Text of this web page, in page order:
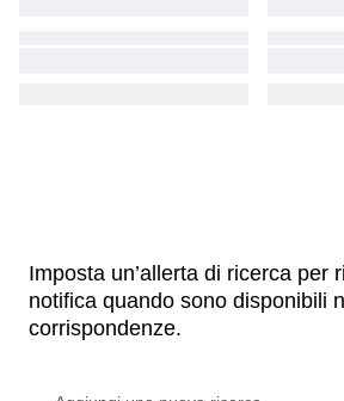
Imposta un’allerta di ricerca per
notifica quando sono disponibili
corrispondenze.